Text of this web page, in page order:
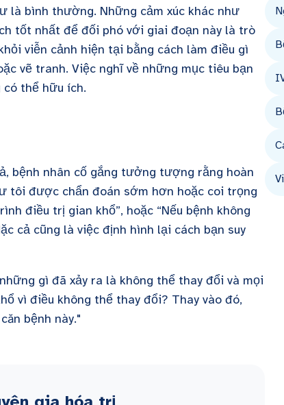
là bình thường. Những cảm xúc khác như
tốt nhất để đối phó với giai đoạn này là trò
viễn cảnh hiện tại bằng cách làm điều gì
vẽ tranh. Việc nghĩ về những mục tiêu bạn
thể hữu ích.
bệnh nhân cố gắng tưởng tượng rằng hoàn
tôi được chẩn đoán sớm hơn hoặc coi trọng
điều trị gian khổ”, hoặc “Nếu bệnh không
cả cũng là việc định hình lại cách bạn suy
gì đã xảy ra là không thể thay đổi và mọi
vì điều không thể thay đổi? Thay vào đó,
bệnh này."